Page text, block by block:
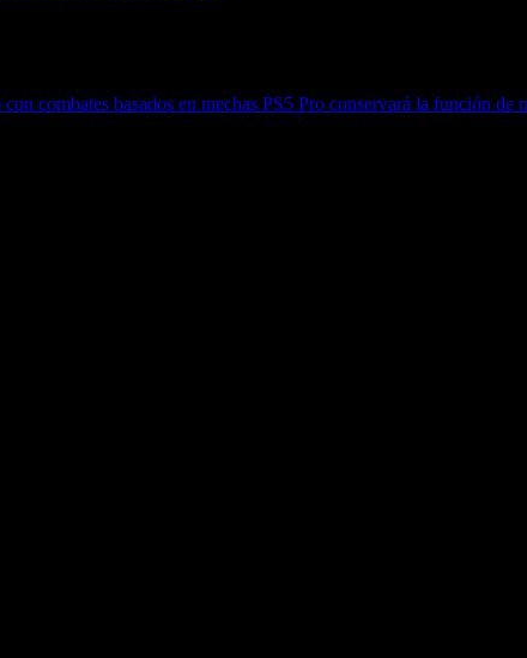
combates basados en mechas PS5 Pro conservará la función de